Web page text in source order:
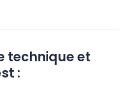
technique et
: